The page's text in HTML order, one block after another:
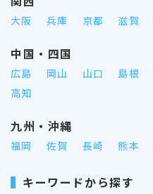
大阪 兵庫 京都 滋賀
中国・四国
広島 岡山 山口 島根
高知
九州・沖縄
福岡 佐賀 長崎 熊本
キーワードから探す